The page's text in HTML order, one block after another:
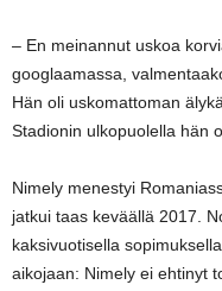
– En meinannut uskoa
googlaamassa,
Hän oli uskomattoman
Stadionin ulkopuolella hän
Nimely menestyi
jatkui taas keväällä 2017.
kaksivuotisella
aikojaan: Nimely ei ehtinyt